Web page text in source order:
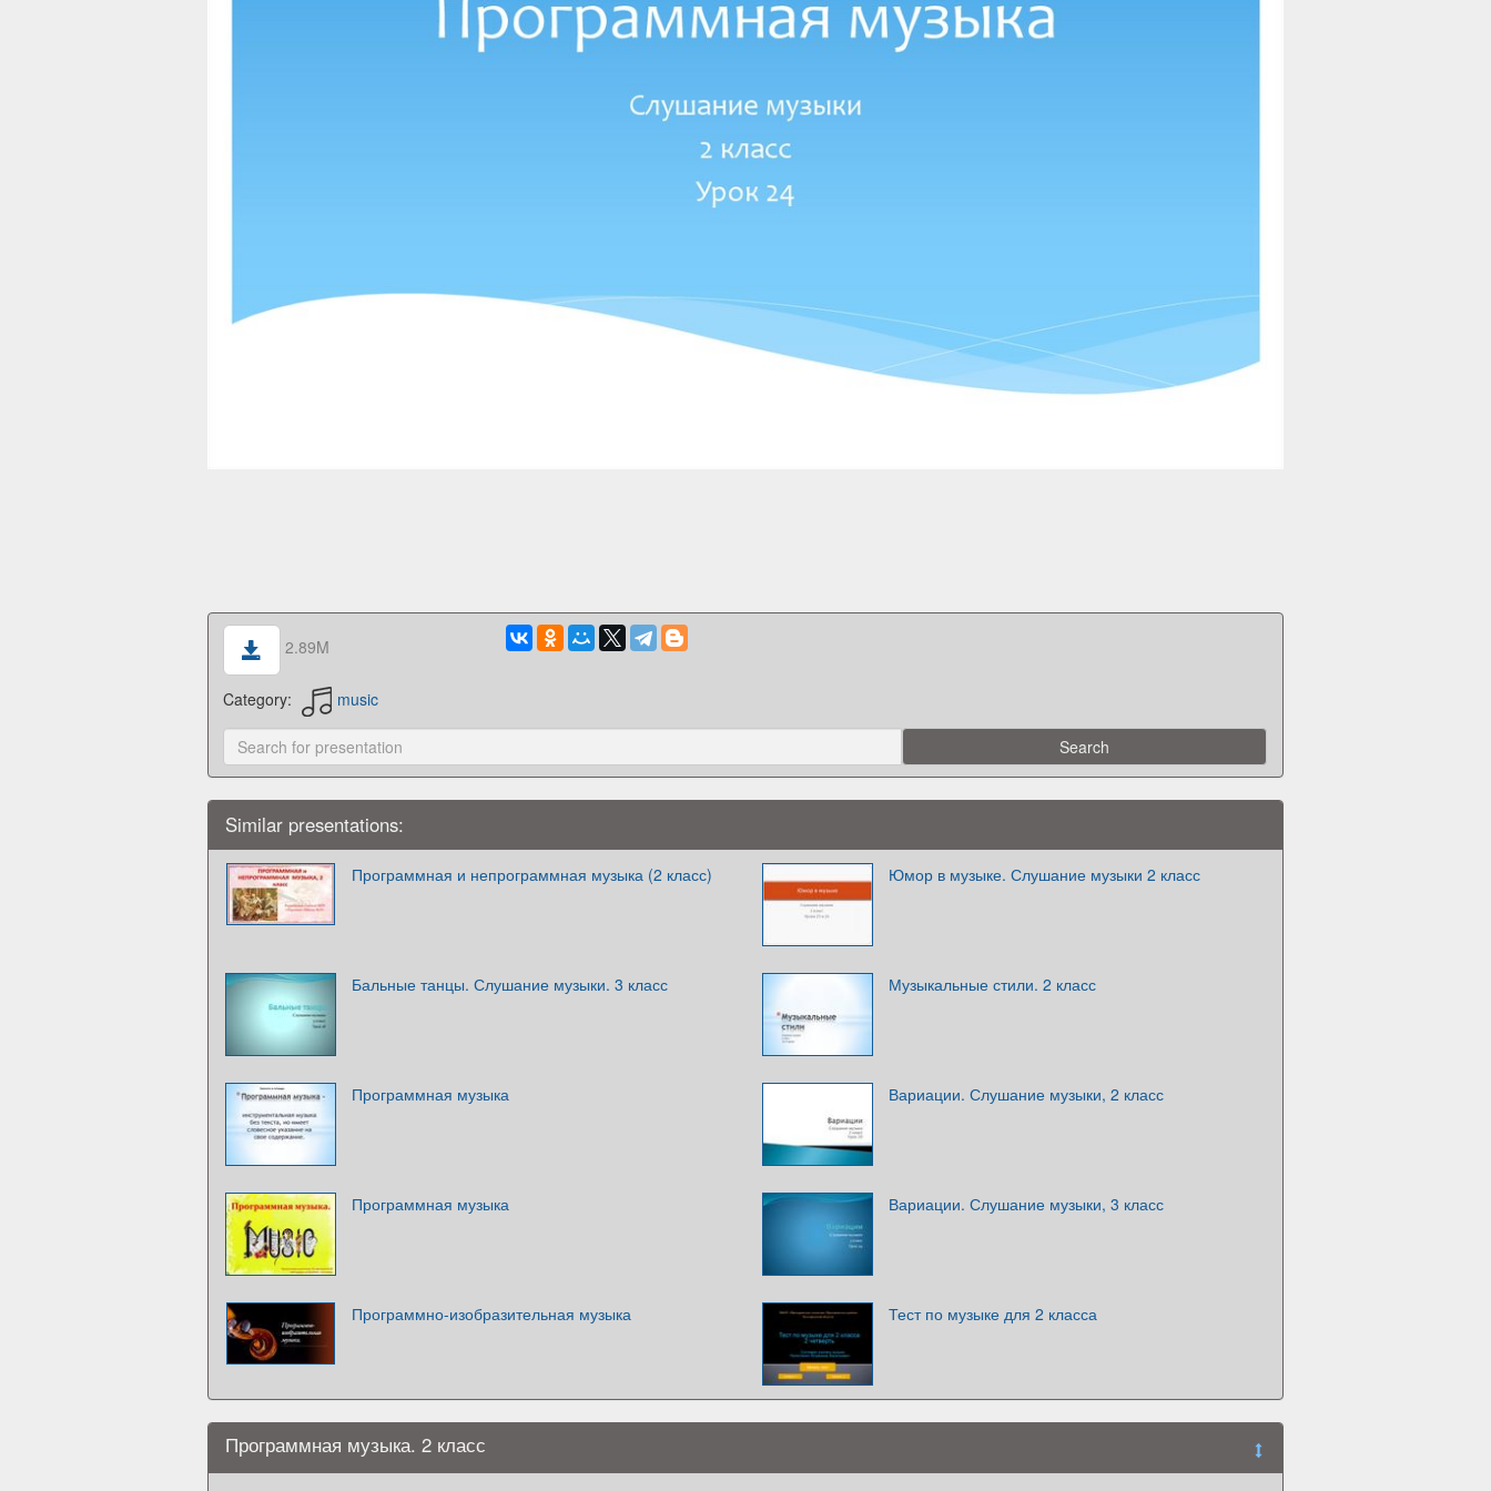
2.89M
Category: music
Similar presentations:
Программная и непрограммная музыка (2 класс) Юмор в музыке. Слушание музыки 2 класс
Бальные танцы. Слушание музыки. 3 класс Музыкальные стили. 2 класс
Программная музыка Вариации. Слушание музыки, 2 класс
Программная музыка Вариации. Слушание музыки, 3 класс
Программно-изобразительная музыка Тест по музыке для 2 класса
Программная музыка. 2 класс